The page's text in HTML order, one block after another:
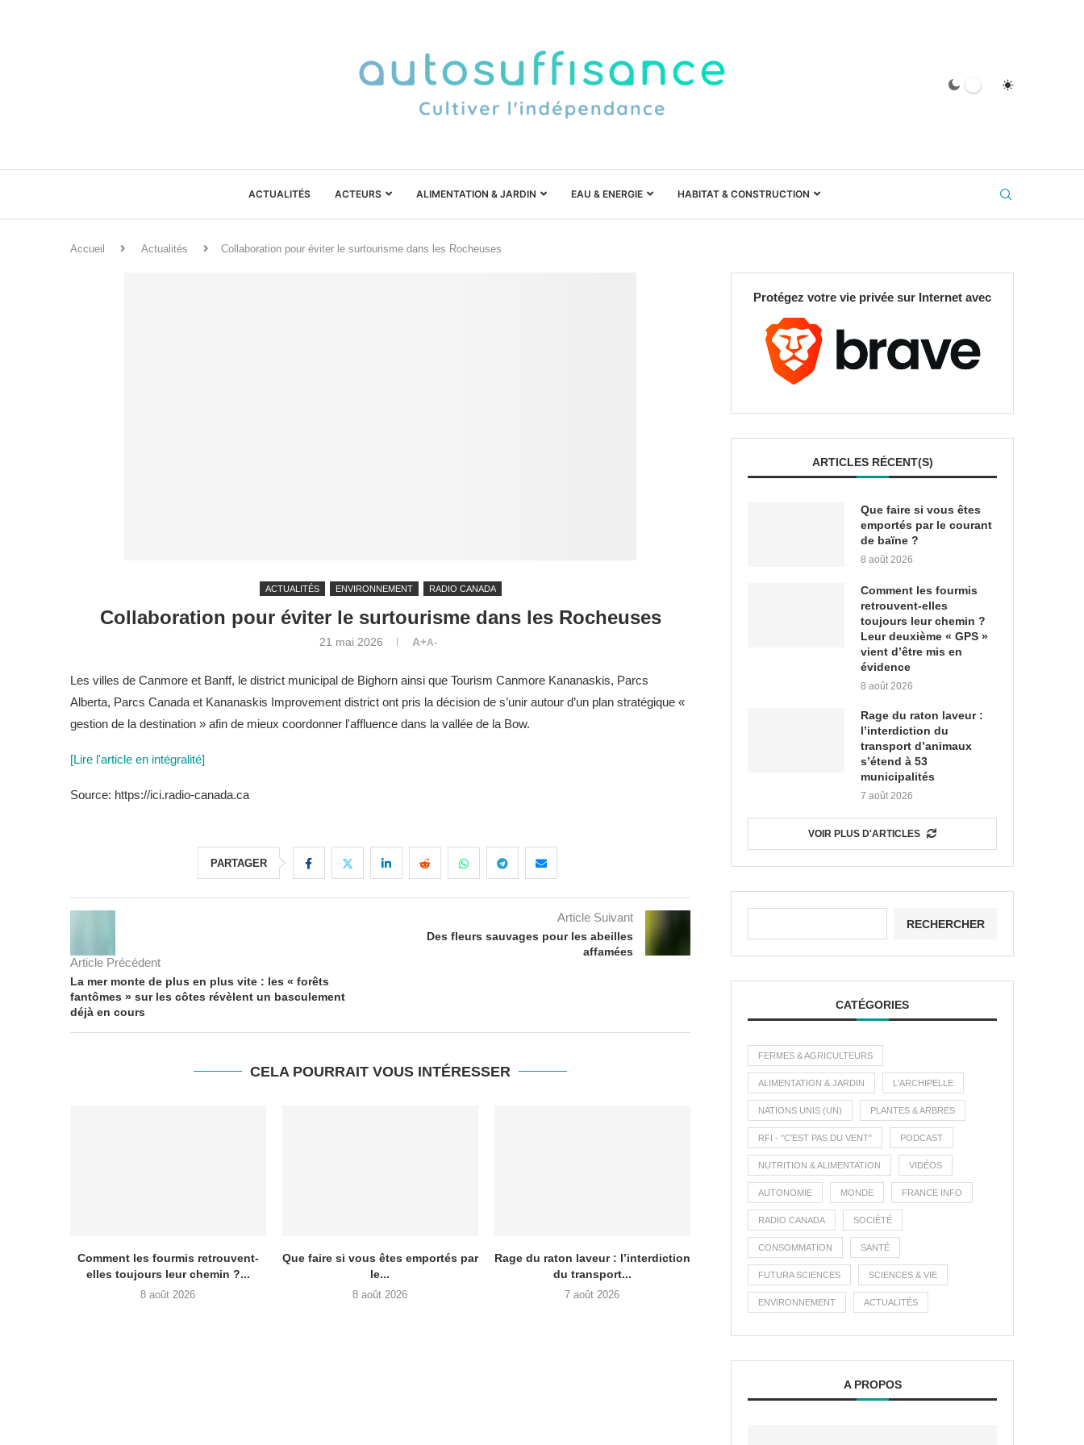
ACTUALITÉS ACTEURS ALIMENTATION & JARDIN EAU & ENERGIE HABITAT & CONSTRUCTION
Accueil Actualités Collaboration pour éviter le surtourisme dans les Rocheuses
ACTUALITÉS ENVIRONNEMENT RADIO CANADA
Collaboration pour éviter le surtourisme dans les Rocheuses
21 mai 2026 A+A-
Les villes de Canmore et Banff, le district municipal de Bighorn ainsi que Tourism Canmore Kananaskis, Parcs
Alberta, Parcs Canada et Kananaskis Improvement district ont pris la décision de s’unir autour d’un plan stratégique «
gestion de la destination » afin de mieux coordonner l'affluence dans la vallée de la Bow.
[Lire l'article en intégralité]
Source: https://ici.radio-canada.ca
PARTAGER
Article Précédent
La mer monte de plus en plus vite : les « forêts
fantômes » sur les côtes révèlent un basculement
déjà en cours
Article Suivant
Des fleurs sauvages pour les abeilles
affamées
CELA POURRAIT VOUS INTÉRESSER
Comment les fourmis retrouvent-
elles toujours leur chemin ?...
8 août 2026
Que faire si vous êtes emportés par
le...
8 août 2026
Rage du raton laveur : l’interdiction
du transport...
7 août 2026
Protégez votre vie privée sur Internet avec
ARTICLES RÉCENT(S)
Que faire si vous êtes
emportés par le courant
de baïne ?
8 août 2026
Comment les fourmis
retrouvent-elles
toujours leur chemin ?
Leur deuxième « GPS »
vient d’être mis en
évidence
8 août 2026
Rage du raton laveur :
l’interdiction du
transport d’animaux
s’étend à 53
municipalités
7 août 2026
VOIR PLUS D'ARTICLES
RECHERCHER
CATÉGORIES
FERMES & AGRICULTEURS
ALIMENTATION & JARDIN L'ARCHIPELLE
NATIONS UNIS (UN) PLANTES & ARBRES
RFI - "C'EST PAS DU VENT" PODCAST
NUTRITION & ALIMENTATION VIDÉOS
AUTONOMIE MONDE FRANCE INFO
RADIO CANADA SOCIÉTÉ
CONSOMMATION SANTÉ
FUTURA SCIENCES SCIENCES & VIE
ENVIRONNEMENT ACTUALITÉS
A PROPOS